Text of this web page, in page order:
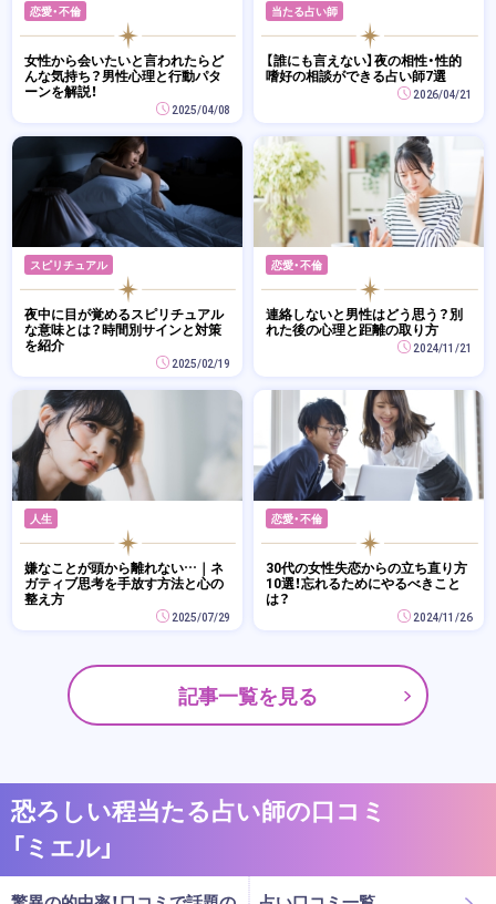
恋愛・不倫
女性から会いたいと言われたらど
んな気持ち？男性心理と行動パタ
ーンを解説！
2025/04/08
当たる占い師
【誰にも言えない】夜の相性・性的
嗜好の相談ができる占い師7選
2026/04/21
スピリチュアル
夜中に目が覚めるスピリチュアル
な意味とは？時間別サインと対策
を紹介
2025/02/19
恋愛・不倫
連絡しないと男性はどう思う？別
れた後の心理と距離の取り方
2024/11/21
人生
嫌なことが頭から離れない…｜ネ
ガティブ思考を手放す方法と心の
整え方
2025/07/29
恋愛・不倫
30代の女性失恋からの立ち直り方
10選！忘れるためにやるべきこと
は？
2024/11/26
記事一覧を見る
恐ろしい程当たる占い師の口コミ
「ミエル」